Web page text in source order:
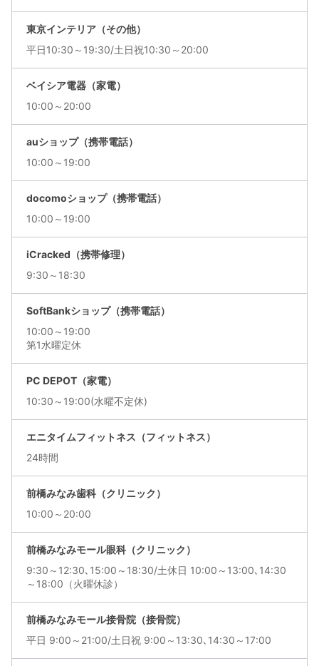
東京インテリア（その他）
平日10:30～19:30/土日祝10:30～20:00
ベイシア電器（家電）
10:00～20:00
auショップ（携帯電話）
10:00～19:00
docomoショップ（携帯電話）
10:00～19:00
iCracked（携帯修理）
9:30～18:30
SoftBankショップ（携帯電話）
10:00～19:00
第1水曜定休
PC DEPOT（家電）
10:30～19:00(水曜不定休)
エニタイムフィットネス（フィットネス）
24時間
前橋みなみ歯科（クリニック）
10:00～20:00
前橋みなみモール眼科（クリニック）
9:30～12:30､15:00～18:30/土休日 10:00～13:00､14:30
～18:00（火曜休診）
前橋みなみモール接骨院（接骨院）
平日 9:00～21:00/土日祝 9:00～13:30､14:30～17:00